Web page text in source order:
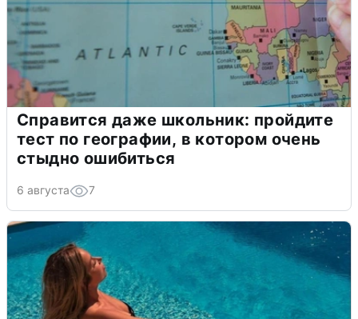
Справится даже школьник: пройдите
тест по географии, в котором очень
стыдно ошибиться
6 августа 7